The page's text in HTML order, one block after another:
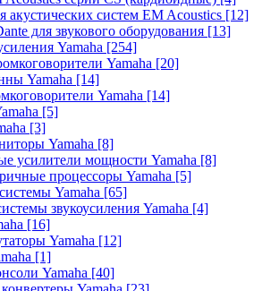
акустических систем EM Acoustics [12]
для звукового оборудования [13]
Yamaha [254]
Yamaha [20]
Yamaha [14]
Yamaha [14]
[5]
[3]
Yamaha [8]
усилители мощности Yamaha [8]
процессоры Yamaha [5]
Yamaha [65]
звукоусиления Yamaha [4]
[16]
Yamaha [12]
[1]
Yamaha [40]